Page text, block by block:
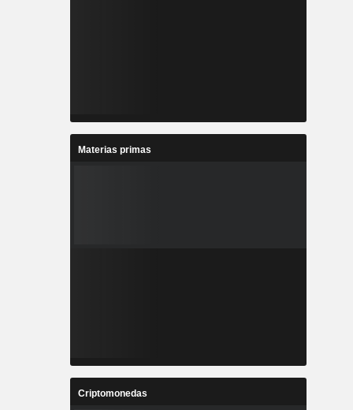
Materias primas
Criptomonedas